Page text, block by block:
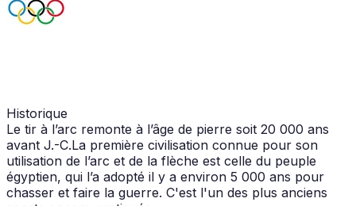
Historique
Le tir à l’arc remonte à l’âge de pierre soit 20 000 ans
avant J.-C.La première civilisation connue pour son
utilisation de l’arc et de la flèche est celle du peuple
égyptien, qui l’a adopté il y a environ 5 000 ans pour
chasser et faire la guerre. C'est l'un des plus anciens